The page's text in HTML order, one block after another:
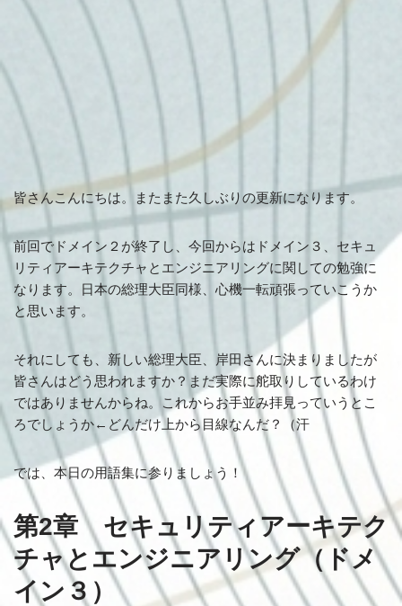
皆さんこんにちは。またまた久しぶりの更新になります。
前回でドメイン２が終了し、今回からはドメイン３、セキュ
リティアーキテクチャとエンジニアリングに関しての勉強に
なります。日本の総理大臣同様、心機一転頑張っていこうか
と思います。
それにしても、新しい総理大臣、岸田さんに決まりましたが
皆さんはどう思われますか？まだ実際に舵取りしているわけ
ではありませんからね。これからお手並み拝見っていうとこ
ろでしょうか←どんだけ上から目線なんだ？（汗
では、本日の用語集に参りましょう！
第2章 セキュリティアーキテク
チャとエンジニアリング（ドメ
イン３）